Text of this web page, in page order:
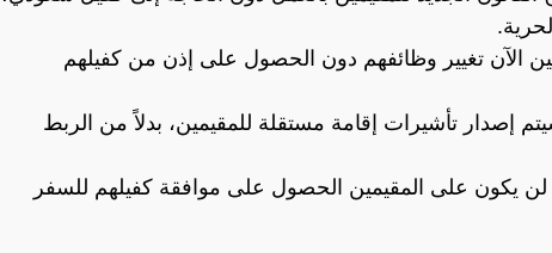
الآن تغيير وظائفهم دون الحصول على إذن من كفيلهم
إصدار تأشيرات إقامة مستقلة للمقيمين، بدلاً من الربط
لن يكون على المقيمين الحصول على موافقة كفيلهم للسفر